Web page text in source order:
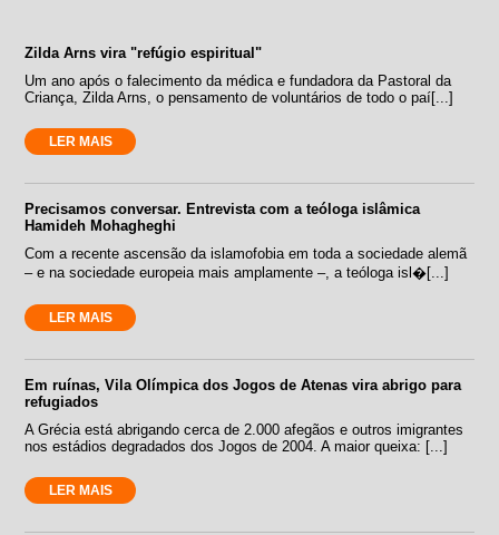
Zilda Arns vira "refúgio espiritual"
Um ano após o falecimento da médica e fundadora da Pastoral da
Criança, Zilda Arns, o pensamento de voluntários de todo o paí[...]
LER MAIS
Precisamos conversar. Entrevista com a teóloga islâmica
Hamideh Mohagheghi
Com a recente ascensão da islamofobia em toda a sociedade alemã
– e na sociedade europeia mais amplamente –, a teóloga isl�[...]
LER MAIS
Em ruínas, Vila Olímpica dos Jogos de Atenas vira abrigo para
refugiados
A Grécia está abrigando cerca de 2.000 afegãos e outros imigrantes
nos estádios degradados dos Jogos de 2004. A maior queixa: [...]
LER MAIS